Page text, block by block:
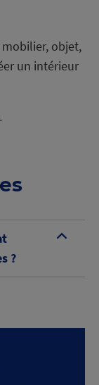
mobilier, objet,
un intérieur
B
?